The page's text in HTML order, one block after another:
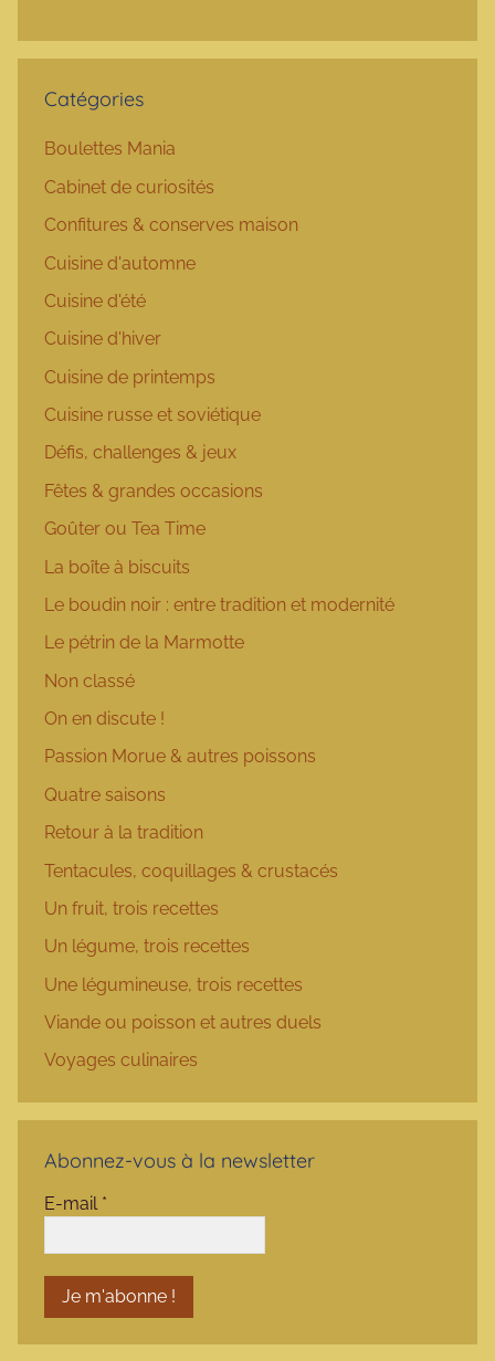
Catégories
Boulettes Mania
Cabinet de curiosités
Confitures & conserves maison
Cuisine d'automne
Cuisine d'été
Cuisine d'hiver
Cuisine de printemps
Cuisine russe et soviétique
Défis, challenges & jeux
Fêtes & grandes occasions
Goûter ou Tea Time
La boîte à biscuits
Le boudin noir : entre tradition et modernité
Le pétrin de la Marmotte
Non classé
On en discute !
Passion Morue & autres poissons
Quatre saisons
Retour à la tradition
Tentacules, coquillages & crustacés
Un fruit, trois recettes
Un légume, trois recettes
Une légumineuse, trois recettes
Viande ou poisson et autres duels
Voyages culinaires
Abonnez-vous à la newsletter
E-mail *